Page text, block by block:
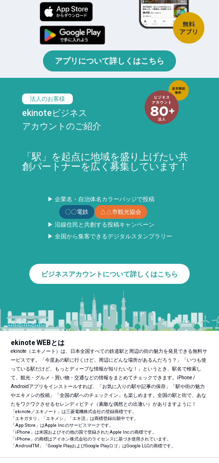
アプリについて詳しくはこちら
法人のお客様
ekinoteビジネス
アカウントのご紹介
「駅」を起点に地域を盛り上げたい共
創パートナーを広く募集しています！
▶ 企業名・自治体名カラーバッジで投稿
〇〇電鉄
△△市観光協会
▶ 沿線住民と共創する投稿キャンペーン
▶ 全国から集客できるデジタルスタンプラリー
ビジネスアカウントについて詳しくはこちら
ekinote WEBとは
ekinote（エキノート）は、日本全国すべての鉄道駅と周辺の街の魅力を発見できる無料サ
ービスです。「今度あの駅に行くけど、周辺にどんな場所があるんだろう？」「いつも使
っている駅だけど、もっとディープな情報が知りたいな！」というとき、駅名で検索し
て、観光・グルメ・買い物・交通などの情報をまとめてチェックできます。iPhone /
Androidアプリをインストールすれば、「お気に入りの駅や記事の保存」「駅や街の魅力
やエキメシの投稿」「全国の駅へのチェックイン」も楽しめます。全国の駅と街で、あな
たをワクワクさせるセレンディピティ（素敵な偶然との出逢い）がありますように！
「ekinote／エキノート」は三菱電機株式会社の登録商標です。
「エキガタリ」「エキメシ」「エキ活」は商標登録出願中です。
「App Store」はApple Inc.のサービスマークです。
「iPhone」は米国およびその他の国で登録されたApple Inc.の商標です。
「iPhone」の商標はアイホン株式会社のライセンスに基づき使用されています。
「AndroidTM 」「Google PlayおよびGoogle Playロゴ」はGoogle LLCの商標です。